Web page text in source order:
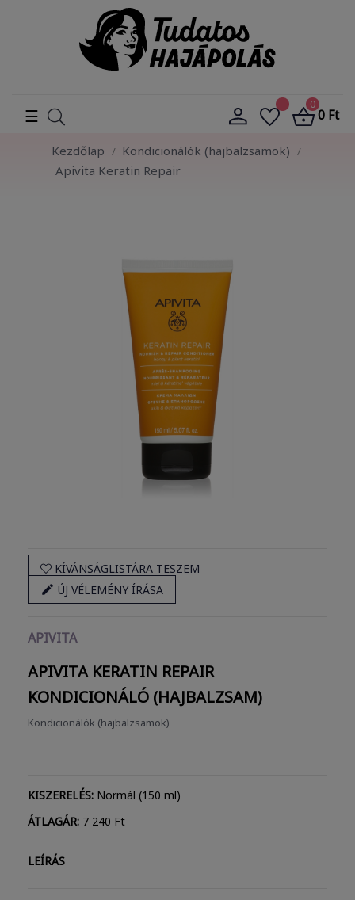
0
0 Ft
Toggle
navigation
☰
Kezdőlap
Kondicionálók (hajbalzsamok)
Apivita Keratin Repair
KÍVÁNSÁGLISTÁRA TESZEM
 ÚJ VÉLEMÉNY ÍRÁSA
APIVITA
APIVITA KERATIN REPAIR
KONDICIONÁLÓ (HAJBALZSAM)
Kondicionálók (hajbalzsamok)
KISZERELÉS: Normál (150 ml)
ÁTLAGÁR: 7 240 Ft
LEÍRÁS